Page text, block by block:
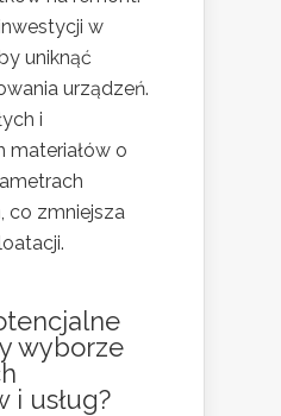
w
uniknąć
urządzeń.
i
materiałów o
co zmniejsza
wyborze
i usług?